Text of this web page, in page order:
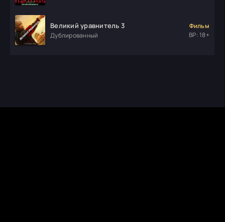
Великий уравнитель 3
Дублированный
Фильм
ВР: 18+